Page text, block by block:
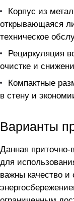
Корпус из
открывающаяся
техническое
Рециркуляция
очистке и
Компактные
в стену и
Варианты
Данная приточно-
для
важны качество и